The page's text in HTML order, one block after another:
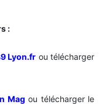
:
Lyon.fr ou télécharger
Mag ou télécharger le